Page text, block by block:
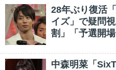
28年ぶり復活
イズ」で疑問
割」「予選開
中森明菜「